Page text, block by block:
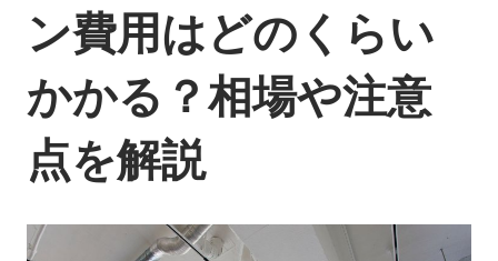
ン費用はどのくらい
かかる？相場や注意
点を解説